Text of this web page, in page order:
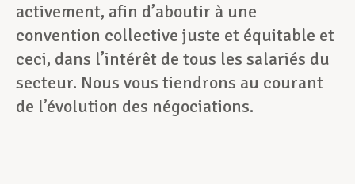
activement, afin d’aboutir à une
convention collective juste et équitable et
ceci, dans l’intérêt de tous les salariés du
secteur. Nous vous tiendrons au courant
de l’évolution des négociations.